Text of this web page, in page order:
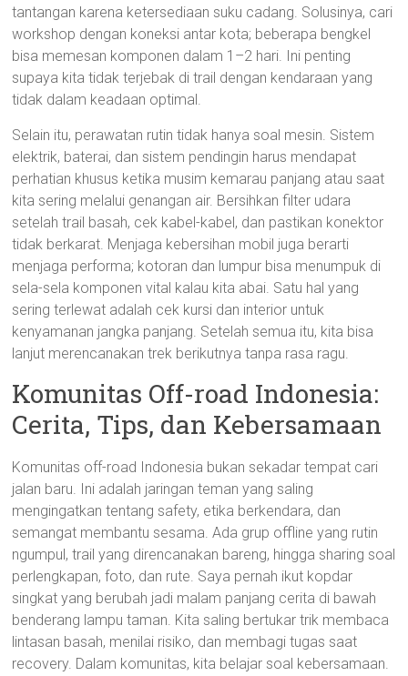
tantangan karena ketersediaan suku cadang. Solusinya, cari
workshop dengan koneksi antar kota; beberapa bengkel
bisa memesan komponen dalam 1–2 hari. Ini penting
supaya kita tidak terjebak di trail dengan kendaraan yang
tidak dalam keadaan optimal.
Selain itu, perawatan rutin tidak hanya soal mesin. Sistem
elektrik, baterai, dan sistem pendingin harus mendapat
perhatian khusus ketika musim kemarau panjang atau saat
kita sering melalui genangan air. Bersihkan filter udara
setelah trail basah, cek kabel-kabel, dan pastikan konektor
tidak berkarat. Menjaga kebersihan mobil juga berarti
menjaga performa; kotoran dan lumpur bisa menumpuk di
sela-sela komponen vital kalau kita abai. Satu hal yang
sering terlewat adalah cek kursi dan interior untuk
kenyamanan jangka panjang. Setelah semua itu, kita bisa
lanjut merencanakan trek berikutnya tanpa rasa ragu.
Komunitas Off-road Indonesia:
Cerita, Tips, dan Kebersamaan
Komunitas off-road Indonesia bukan sekadar tempat cari
jalan baru. Ini adalah jaringan teman yang saling
mengingatkan tentang safety, etika berkendara, dan
semangat membantu sesama. Ada grup offline yang rutin
ngumpul, trail yang direncanakan bareng, hingga sharing soal
perlengkapan, foto, dan rute. Saya pernah ikut kopdar
singkat yang berubah jadi malam panjang cerita di bawah
benderang lampu taman. Kita saling bertukar trik membaca
lintasan basah, menilai risiko, dan membagi tugas saat
recovery. Dalam komunitas, kita belajar soal kebersamaan.